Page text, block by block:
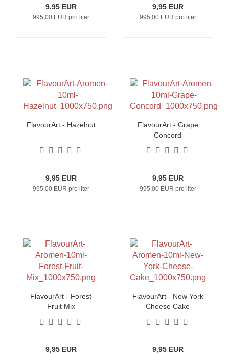
9,95 EUR
995,00 EUR pro liter
9,95 EUR
995,00 EUR pro liter
FlavourArt - Hazelnut
9,95 EUR
995,00 EUR pro liter
FlavourArt - Grape
Concord
9,95 EUR
995,00 EUR pro liter
FlavourArt - Forest
Fruit Mix
9,95 EUR
FlavourArt - New York
Cheese Cake
9,95 EUR